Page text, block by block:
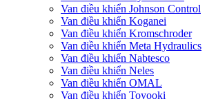
Van điều khiển Johnson Control
Van điều khiển Koganei
Van điều khiển Kromschroder
Van điều khiển Meta Hydraulics
Van điều khiển Nabtesco
Van điều khiển Neles
Van điều khiển OMAL
Van điều khiển Toyooki